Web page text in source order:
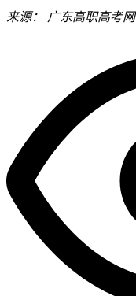
来源： 广东高职高考网